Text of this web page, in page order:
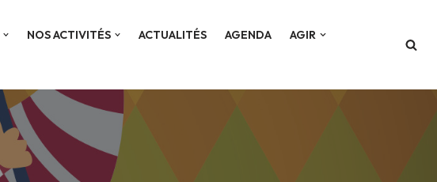
NOS ACTIVITÉS ACTUALITÉS AGENDA
AGIR